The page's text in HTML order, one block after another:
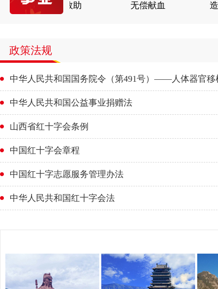
红十字文化 救援救灾
政策法规
中华人民共和国国务院令（第491号）——人体器官移
中华人民共和国公益事业捐赠法
山西省红十字会条例
中国红十字会章程
中国红十字志愿服务管理办法
中华人民共和国红十字会法